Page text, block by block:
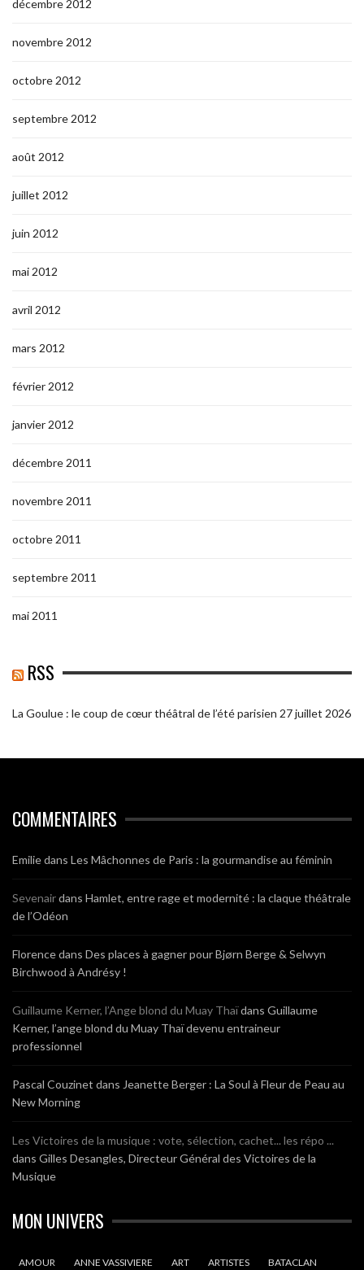
décembre 2012
novembre 2012
octobre 2012
septembre 2012
août 2012
juillet 2012
juin 2012
mai 2012
avril 2012
mars 2012
février 2012
janvier 2012
décembre 2011
novembre 2011
octobre 2011
septembre 2011
mai 2011
RSS
La Goulue : le coup de cœur théâtral de l’été parisien 27 juillet 2026
COMMENTAIRES
Emiliedans Les Mâchonnes de Paris : la gourmandise au féminin
Sevenairdans Hamlet, entre rage et modernité : la claque théâtrale
de l’Odéon
Florencedans Des places à gagner pour Bjørn Berge & Selwyn
Birchwood à Andrésy !
Guillaume Kerner, l’Ange blond du Muay Thaïdans Guillaume
Kerner, l’ange blond du Muay Thaï devenu entraineur
professionnel
Pascal Couzinet dans Jeanette Berger : La Soul à Fleur de Peau au
New Morning
Les Victoires de la musique : vote, sélection, cachet... les répo ...
dans Gilles Desangles, Directeur Général des Victoires de la
Musique
MON UNIVERS
AMOUR ANNE VASSIVIERE ART ARTISTES BATACLAN